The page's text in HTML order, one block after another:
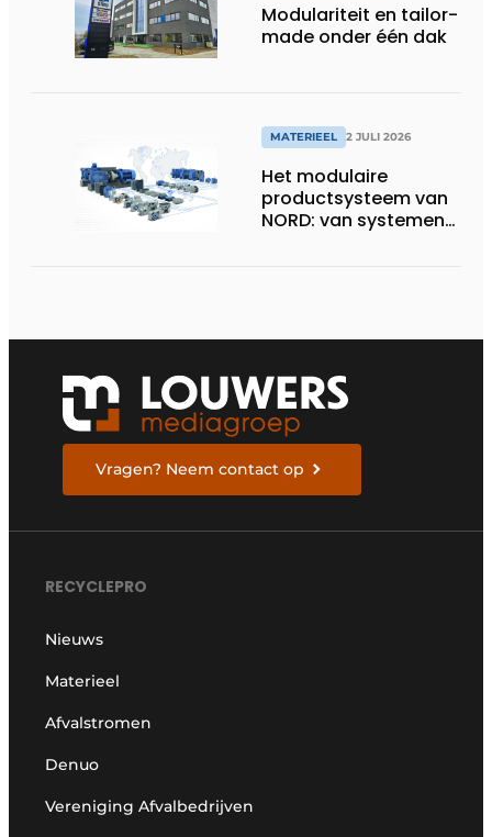
Modulariteit en tailor-
made onder één dak
MATERIEEL 2 JULI 2026
Het modulaire
productsysteem van
NORD: van systemen
Vragen? Neem contact op
RECYCLEPRO
Nieuws
Materieel
Afvalstromen
Denuo
Vereniging Afvalbedrijven